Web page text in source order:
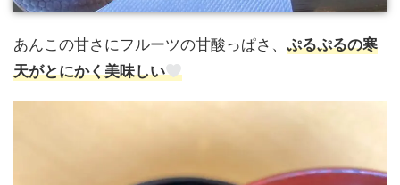
あんこの甘さにフルーツの甘酸っぱさ、 ぷるぷるの寒
天がとにかく美味しい